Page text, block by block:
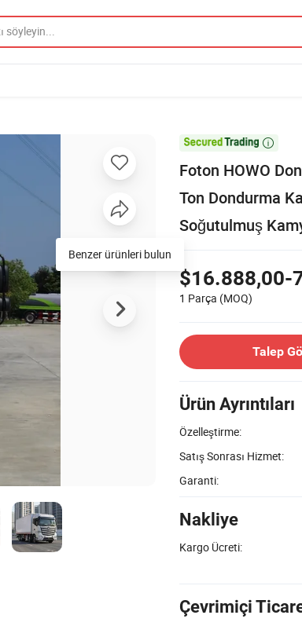

Foton HOWO
Ton Dondurma
Soğutulmuş
$16.888,00-
1 Parça (MOQ)
Talep
Ürün Ayrıntıları
Özelleştirme:
Satış Sonrası Hizmet:
Garanti:
Nakliye
Kargo Ücreti:
Çevrimiçi
Benzer ürünleri bulun